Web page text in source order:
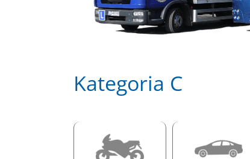
Kategoria C